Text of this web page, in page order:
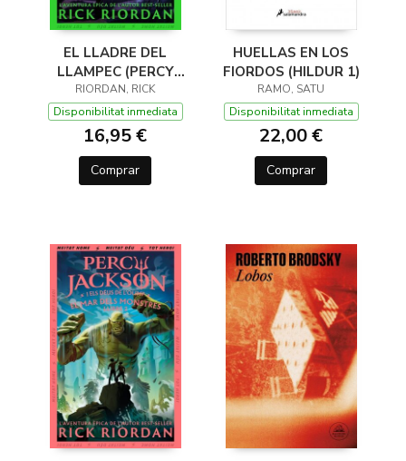
EL LLADRE DEL
LLAMPEC (PERCY
JACKSON I ELS DÉUS
DE L'OLIMP 1)
RIORDAN, RICK
Disponibilitat inmediata
16,95 €
Comprar
HUELLAS EN LOS
FIORDOS (HILDUR 1)
RAMO, SATU
Disponibilitat inmediata
22,00 €
Comprar